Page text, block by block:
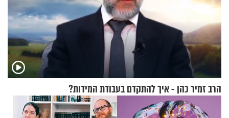
הרב זמיר כהן - איך להתקדם בעבודת המידות?